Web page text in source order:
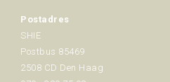
Postadres
SHIE
Postbus 85469
2508 CD Den Haag